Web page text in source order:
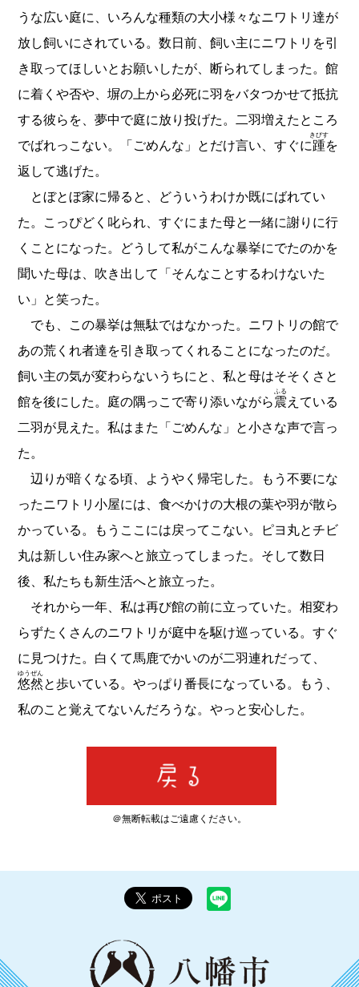
うな広い庭に、いろんな種類の大小様々なニワトリ達が
放し飼いにされている。数日前、飼い主にニワトリを引
き取ってほしいとお願いしたが、断られてしまった。館
に着くや否や、塀の上から必死に羽をバタつかせて抵抗
する彼らを、夢中で庭に放り投げた。二羽増えたところ
でばれっこない。「ごめんな」とだけ言い、すぐに踵
きびす
を
返して逃げた。
とぼとぼ家に帰ると、どういうわけか既にばれてい
た。こっぴどく叱られ、すぐにまた母と一緒に謝りに行
くことになった。どうして私がこんな暴挙にでたのかを
聞いた母は、吹き出して「そんなことするわけないた
い」と笑った。
でも、この暴挙は無駄ではなかった。ニワトリの館で
あの荒くれ者達を引き取ってくれることになったのだ。
飼い主の気が変わらないうちにと、私と母はそそくさと
館を後にした。庭の隅っこで寄り添いながら震
ふる
えている
二羽が見えた。私はまた「ごめんな」と小さな声で言っ
た。
辺りが暗くなる頃、ようやく帰宅した。もう不要にな
ったニワトリ小屋には、食べかけの大根の葉や羽が散ら
かっている。もうここには戻ってこない。ピヨ丸とチビ
丸は新しい住み家へと旅立ってしまった。そして数日
後、私たちも新生活へと旅立った。
それから一年、私は再び館の前に立っていた。相変わ
らずたくさんのニワトリが庭中を駆け巡っている。すぐ
に見つけた。白くて馬鹿でかいのが二羽連れだって、
悠然
ゆうぜん
と歩いている。やっぱり番長になっている。もう、
私のこと覚えてないんだろうな。やっと安心した。
＠無断転載はご遠慮ください。